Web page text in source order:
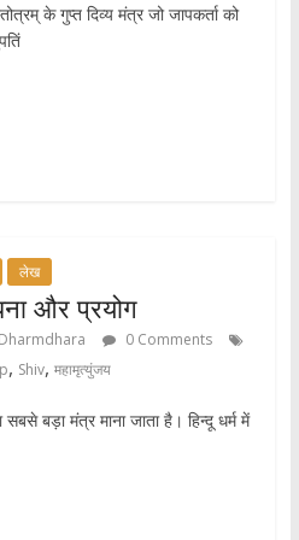
के गुप्त दिव्य मंत्र जो जापकर्ता को
लेख
और प्रयोग
0 Comments
, Shiv, महामृत्युंजय
बड़ा मंत्र माना जाता है। हिन्दू धर्म में